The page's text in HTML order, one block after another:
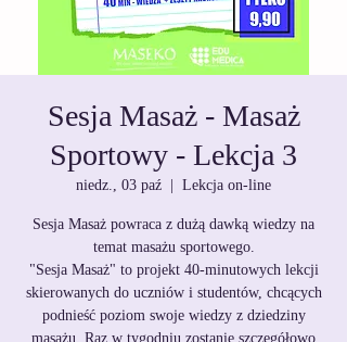
Sesja Masaż - Masaż
Sportowy - Lekcja 3
niedz., 03 paź Lekcja on-line
Sesja Masaż powraca z dużą dawką wiedzy na
temat masażu sportowego.
"Sesja Masaż" to projekt 40-minutowych lekcji
skierowanych do uczniów i studentów, chcących
podnieść poziom swoje wiedzy z dziedziny
masażu. Raz w tygodniu zostanie szczegółowo